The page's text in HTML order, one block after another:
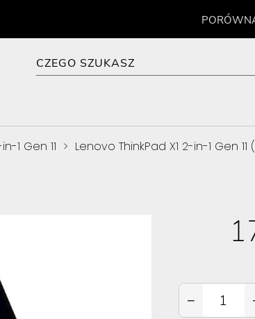
1 Gen 11 > Lenovo ThinkPad X1 2-in-1 Gen 11
−